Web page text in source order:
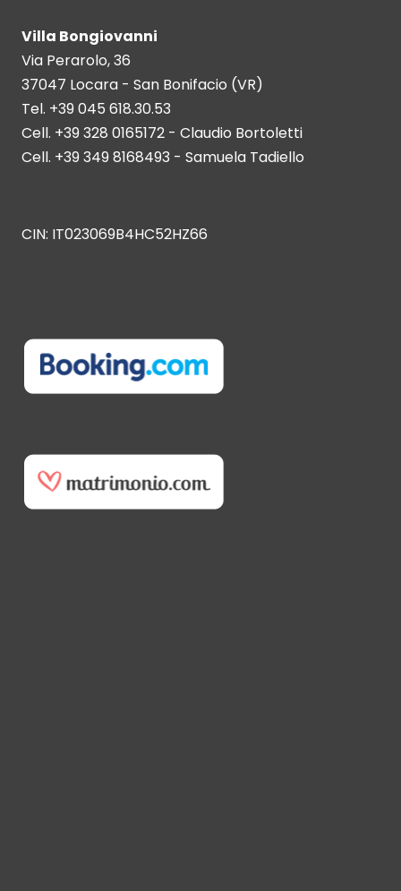
Villa Bongiovanni
Via Perarolo, 36
37047 Locara - San Bonifacio (VR)
Tel. +39 045 618.30.53
Cell. +39 328 0165172 - Claudio Bortoletti
Cell. +39 349 8168493 - Samuela Tadiello
CIN: IT023069B4HC52HZ66